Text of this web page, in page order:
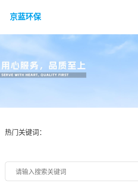
京蓝环保
热门关键词：